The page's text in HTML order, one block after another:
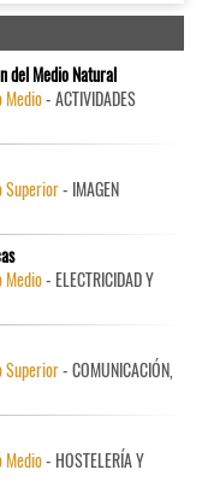
del Medio Natural
Medio- ACTIVIDADES
Superior- IMAGEN
Medio- ELECTRICIDAD Y
Superior- COMUNICACIÓN,
Medio- HOSTELERÍA Y